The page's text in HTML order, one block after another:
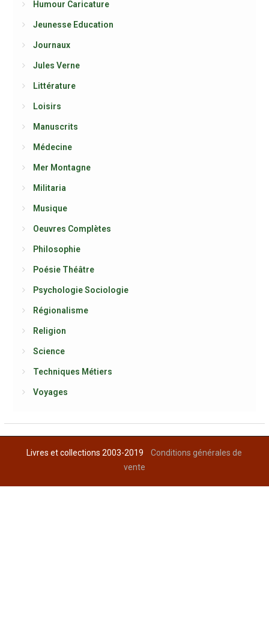
Humour Caricature
Jeunesse Education
Journaux
Jules Verne
Littérature
Loisirs
Manuscrits
Médecine
Mer Montagne
Militaria
Musique
Oeuvres Complètes
Philosophie
Poésie Théâtre
Psychologie Sociologie
Régionalisme
Religion
Science
Techniques Métiers
Voyages
Livres et collections 2003-2019Conditions générales de
vente